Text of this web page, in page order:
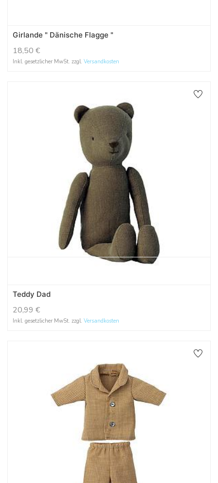
Girlande " Dänische Flagge "
18,50 €
Inkl. gesetzlicher MwSt. zzgl. Versandkosten
Teddy Dad
20,99 €
Inkl. gesetzlicher MwSt. zzgl. Versandkosten